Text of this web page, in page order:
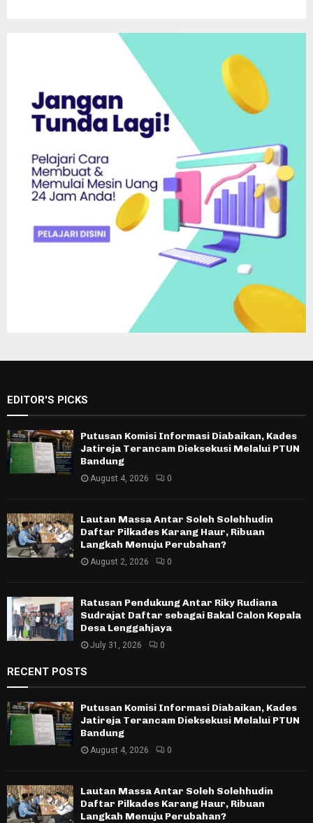
EDITOR'S PICKS
Putusan Komisi Informasi Diabaikan, Kades
Jatireja Terancam Dieksekusi Melalui PTUN
Bandung
August 4, 2026 0
Lautan Massa Antar Soleh Solehhudin
Daftar Pilkades Karang Haur, Ribuan
Langkah Menuju Perubahan?
August 2, 2026 0
Ratusan Pendukung Antar Riky Rudiana
Sudrajat Daftar sebagai Bakal Calon Kepala
Desa Lenggahjaya
July 31, 2026 0
RECENT POSTS
Putusan Komisi Informasi Diabaikan, Kades
Jatireja Terancam Dieksekusi Melalui PTUN
Bandung
August 4, 2026 0
Lautan Massa Antar Soleh Solehhudin
Daftar Pilkades Karang Haur, Ribuan
Langkah Menuju Perubahan?